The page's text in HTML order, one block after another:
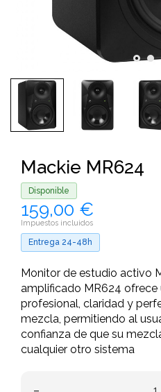
Mackie MR624
Disponible
159,00 €
Impuestos incluidos
Entrega 24-48h
Monitor de estudio activo
amplificado MR624 ofrece
profesional, claridad y
mezcla, permitiendo al
confianza de que su
cualquier otro sistema